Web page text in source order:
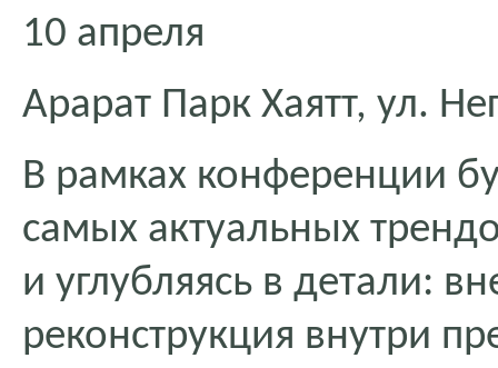
10 апреля
Арарат Парк Хаятт, ул.
В рамках конференции
самых актуальных
и углубляясь в детали:
реконструкция внутри